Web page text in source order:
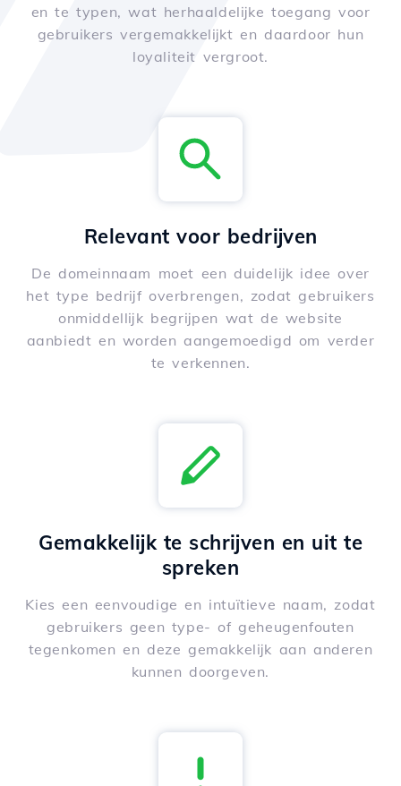
en te typen, wat herhaaldelijke toegang voor
gebruikers vergemakkelijkt en daardoor hun
loyaliteit vergroot.
Relevant voor bedrijven
De domeinnaam moet een duidelijk idee over
het type bedrijf overbrengen, zodat gebruikers
onmiddellijk begrijpen wat de website
aanbiedt en worden aangemoedigd om verder
te verkennen.
Gemakkelijk te schrijven en uit te
spreken
Kies een eenvoudige en intuïtieve naam, zodat
gebruikers geen type- of geheugenfouten
tegenkomen en deze gemakkelijk aan anderen
kunnen doorgeven.